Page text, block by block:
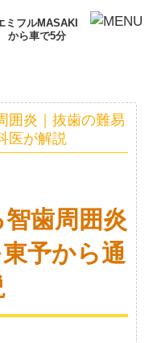
ミフルMASAKI
から車で5分
囲炎｜抜歯の難易
医が解説
歯周囲炎
東予から通